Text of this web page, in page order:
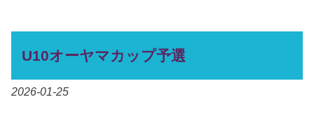
U10オーヤマカップ予選
2026-01-25